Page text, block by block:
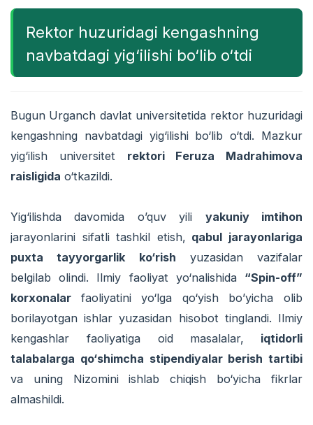
Rektor huzuridagi kengashning
navbatdagi yig‘ilishi bo‘lib o‘tdi
Bugun Urganch davlat universitetida rektor huzuridagi
kengashning navbatdagi yig‘ilishi bo‘lib o‘tdi. Mazkur
yig‘ilish universitet rektori Feruza Madrahimova
raisligida o‘tkazildi.
Yig‘ilishda davomida o’quv yili yakuniy imtihon
jarayonlarini sifatli tashkil etish, qabul jarayonlariga
puxta tayyorgarlik ko‘rish yuzasidan vazifalar
belgilab olindi. Ilmiy faoliyat yo‘nalishida “Spin-off”
korxonalar faoliyatini yo‘lga qo‘yish bo’yicha olib
borilayotgan ishlar yuzasidan hisobot tinglandi. Ilmiy
kengashlar faoliyatiga oid masalalar, iqtidorli
talabalarga qo‘shimcha stipendiyalar berish tartibi
va uning Nizomini ishlab chiqish bo‘yicha fikrlar
almashildi.